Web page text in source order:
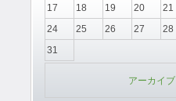
17
18 19 20 21
24
25 26 27 28
31
アーカイブ